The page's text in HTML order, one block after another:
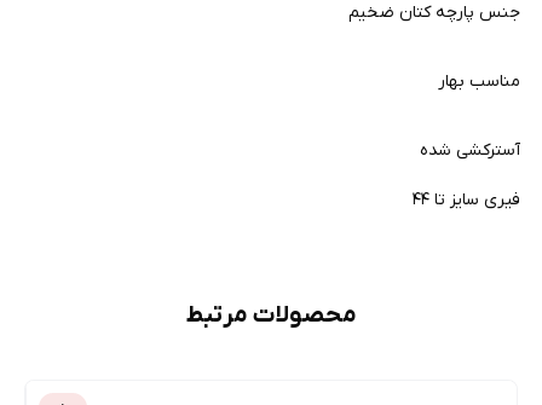
جنس پارچه کتان ضخیم
مناسب بهار
آسترکشی شده
فیری سایز تا ۴۴
محصولات مرتبط